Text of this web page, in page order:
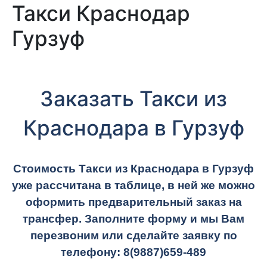
Такси Краснодар
Гурзуф
Заказать Такси из
Краснодара в Гурзуф
Стоимость Такси из Краснодара в Гурзуф
уже рассчитана в таблице, в ней же можно
оформить предварительный заказ на
трансфер. Заполните форму и мы Вам
перезвоним или сделайте заявку по
телефону: 8(9887)659-489